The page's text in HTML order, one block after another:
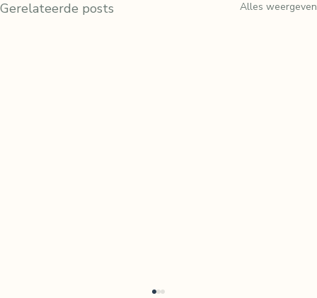
Gerelateerde posts Alles weergeven